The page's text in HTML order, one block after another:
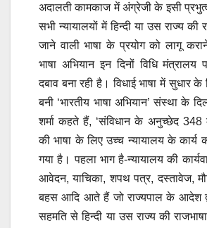
अदालती कामकाज में अंग्रेजी के इसी
सभी न्यायालयों में हिन्दी या उस राज्य की
जाने वाली भाषा के प्रयोग को लागू
भाषा अभियान इन दिनों विधि मंत्रालय
दबाव बना रही है। विधाई भाषा में सुधार
बनी ‘भारतीय भाषा अभियान’ संस्था के
शर्मा कहते हैं, ‘संविधान के अनुच्छेद 348
की भाषा के लिए उच्च न्यायालय के कार्य
गया है। पहला भाग है-न्यायालय की
आवेदन, याचिका, शपथ पत्र, दस्तावेज,
बहस आदि आते हैं जो राज्यपाल के आदेश
सहमति से हिन्दी या उस राज्य की